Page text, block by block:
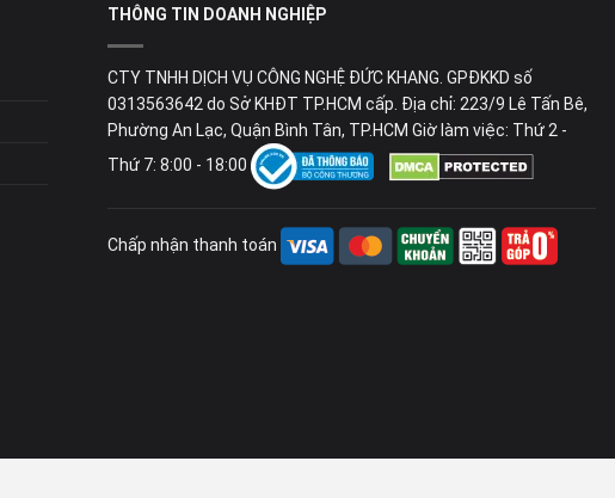
THÔNG TIN DOANH NGHIỆP
CTY TNHH DỊCH VỤ CÔNG NGHỆ ĐỨC KHANG. GPĐKKD số
0313563642 do Sở KHĐT TP.HCM cấp. Địa chỉ: 223/9 Lê Tấn Bê,
Phường An Lạc, Quận Bình Tân, TP.HCM Giờ làm việc: Thứ 2 -
Thứ 7: 8:00 - 18:00
Chấp nhận thanh toán